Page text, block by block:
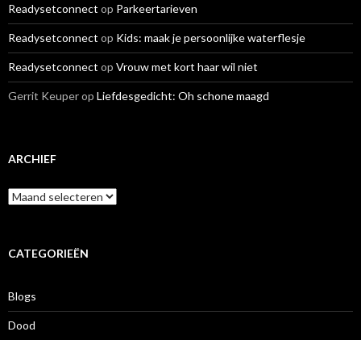
Readysetconnect op Parkeertarieven
Readysetconnect op Kids: maak je persoonlijke waterflesje
Readysetconnect op Vrouw met kort haar wil niet
Gerrit Keuperop Liefdesgedicht: Oh schone maagd
ARCHIEF
A
r
iCATEGORIEËN
Blogs
Dood